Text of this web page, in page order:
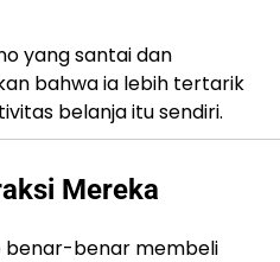
yang santai dan
bahwa ia lebih tertarik
belanja itu sendiri.
Mereka
benar-benar membeli